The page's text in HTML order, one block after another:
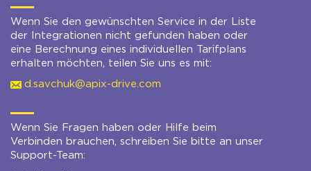
Wenn Sie den gewünschten Service in der Liste
der Integrationen nicht gefunden haben oder
eine Berechnung eines individuellen Tarifplans
erhalten möchten, teilen Sie uns es mit:
d.savchuk@apix-drive.com
Wenn Sie Fragen haben oder Hilfe beim
Verbinden brauchen, schreiben Sie bitte an unser
Support-Team: